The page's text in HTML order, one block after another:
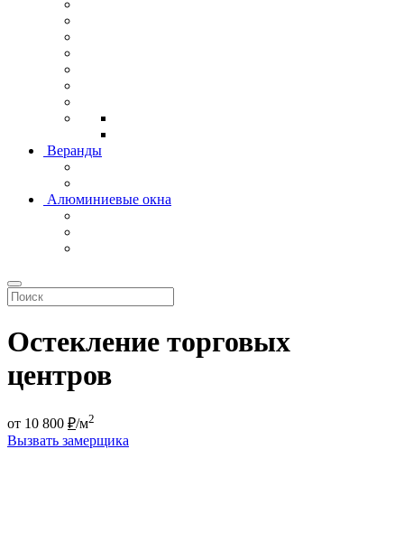
Веранды
Алюминиевые окна
Остекление торговых
центров
от 10 800 ₽/м2
Вызвать замерщика